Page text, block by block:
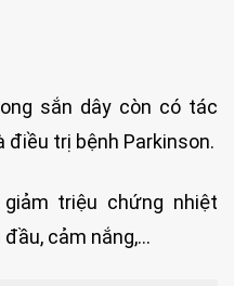
sắn dây còn có tác
điều trị bệnh Parkinson.
triệu chứng nhiệt
đầu, cảm nắng,…